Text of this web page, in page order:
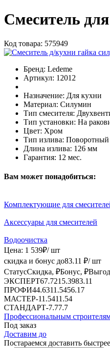
Смеситель
Код товара: 575949
Бренд: Ledeme
Артикул: 12012
Назначение: Для кухни
Материал: Силумин
Тип смесителя:
Тип установки: На
Цвет: Хром
Тип излива: Поворотный
Длина излива: 126 мм
Гарантия: 12 мес.
Вам может понадобиться:
Комплектующие для
Аксессуары для смесителей
Водоочистка
Цена: 1 539₽/ шт
скидка и бонус до83.11 ₽/ шт
СтатусСкидка, ₽Бонус, ₽
ЭКСПЕРТ67.7215.3983.11
ПРОФИ44.6311.5456.17
МАСТЕР-11.5411.54
СТАНДАРТ-7.77.7
Профессиональным
Под заказ
Доставим до
Постараемся доставить